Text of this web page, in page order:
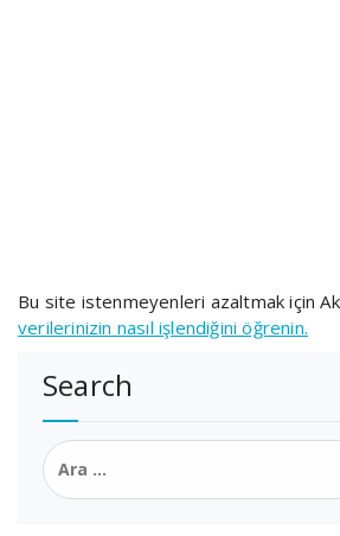
Bu site istenmeyenleri azaltmak için
verilerinizin nasıl işlendiğini öğrenin.
Search
Arama: